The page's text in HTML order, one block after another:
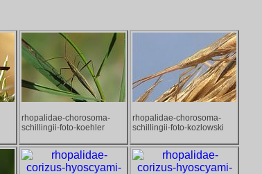
rhopalidae-chorosoma-
schillingii-foto-koehler
rhopalidae-chorosoma-
schillingii-foto-kozlowski